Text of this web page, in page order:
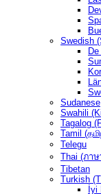
Swedish
Sudanese
Swahili
Tagalog
Tamil
Telegu
Thai (ภาษ
Tibetan
Turkish
İyi